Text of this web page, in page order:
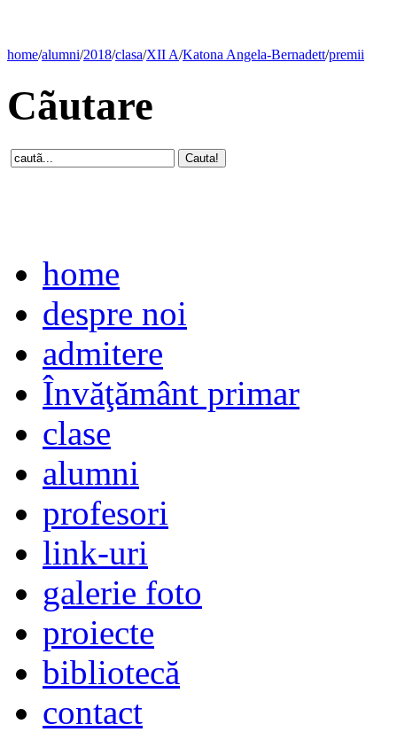
home/alumni/2018/clasa/XII A/Katona Angela-Bernadett/premii
Cãutare
home
despre noi
admitere
Învăţământ primar
clase
alumni
profesori
link-uri
galerie foto
proiecte
bibliotecă
contact